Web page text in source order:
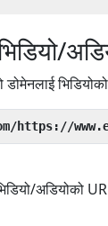
डोमेनलाई भिडियोको
https://
अडियोको